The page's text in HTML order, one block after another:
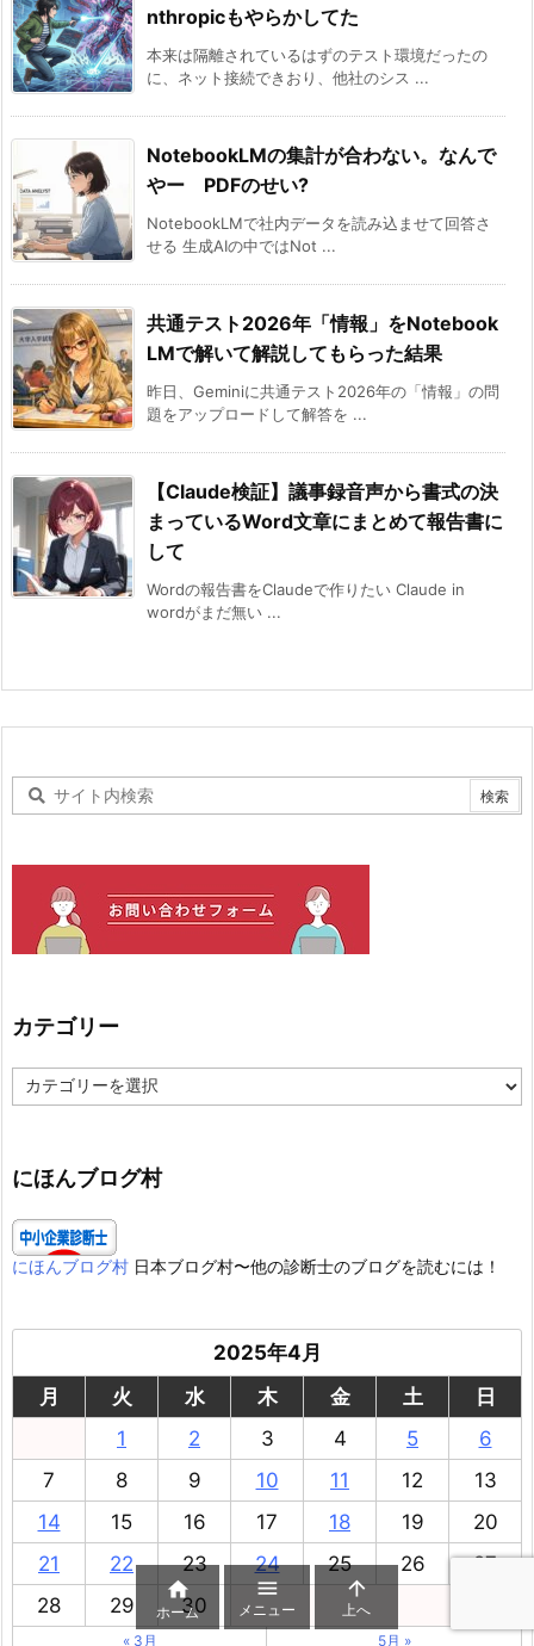
nthropicもやらかしてた
本来は隔離されているはずの‌テスト環境だったの
に、ネット接続できおり、他社のシス ...
NotebookLMの集計が合わない。なんで
やー PDFのせい?
NotebookLMで社内データを読み込ませて回答さ
せる 生成AIの中ではNot ...
共通テスト2026年「情報」をNotebook
LMで解いて解説してもらった結果
昨日、Geminiに共通テスト2026年の「情報」の問
題をアップロードして解答を ...
【Claude検証】議事録音声から書式の決
まっているWord文章にまとめて報告書に
して
Wordの報告書をClaudeで作りたい Claude in
wordがまだ無い ...
カテゴリー
テ
ー
にほんブログ村
にほんブログ村 日本ブログ村〜他の診断士のブログを読むには！
2025年4月
月
火 水 木 金 土
日
1
2 3 4 5
6
7
8 9 10 11 12
13
14
15 16 17 18 19
20
21
22 23 24 25 26
27
28
29 30
« 3月 5月 »

ホーム

メニュー

上へ